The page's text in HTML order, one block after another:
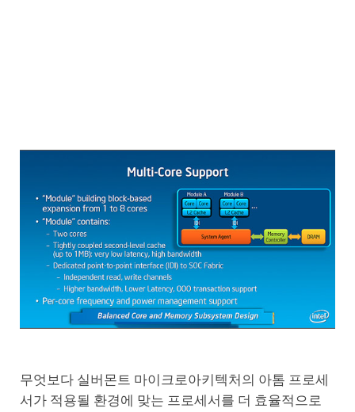
무엇보다 실버몬트 마이크로아키텍처의 아톰 프로세
서가 적용될 환경에 맞는 프로세서를 더 효율적으로